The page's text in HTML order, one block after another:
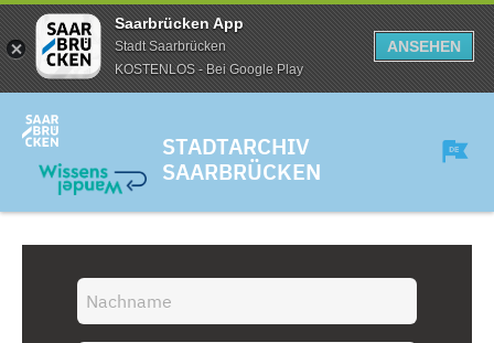
Saarbrücken App
Stadt Saarbrücken
KOSTENLOS - Bei Google Play
ANSEHEN
STADTARCHIV
SAARBRÜCKEN